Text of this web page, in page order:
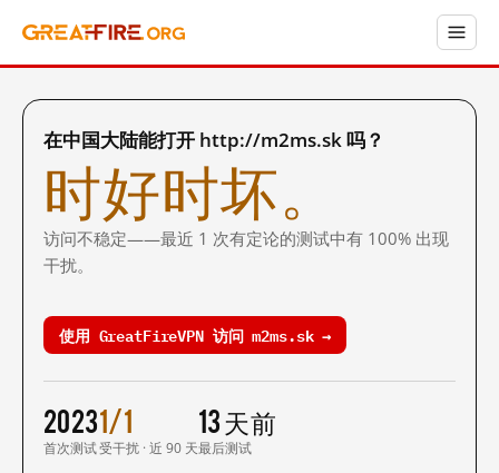
在中国大陆能打开 http://m2ms.sk 吗？
时好时坏。
访问不稳定——最近 1 次有定论的测试中有 100% 出现
干扰。
使用 GreatFireVPN 访问 m2ms.sk →
2023
首次测试
1/1
受干扰 · 近 90 天
13 天前
最后测试